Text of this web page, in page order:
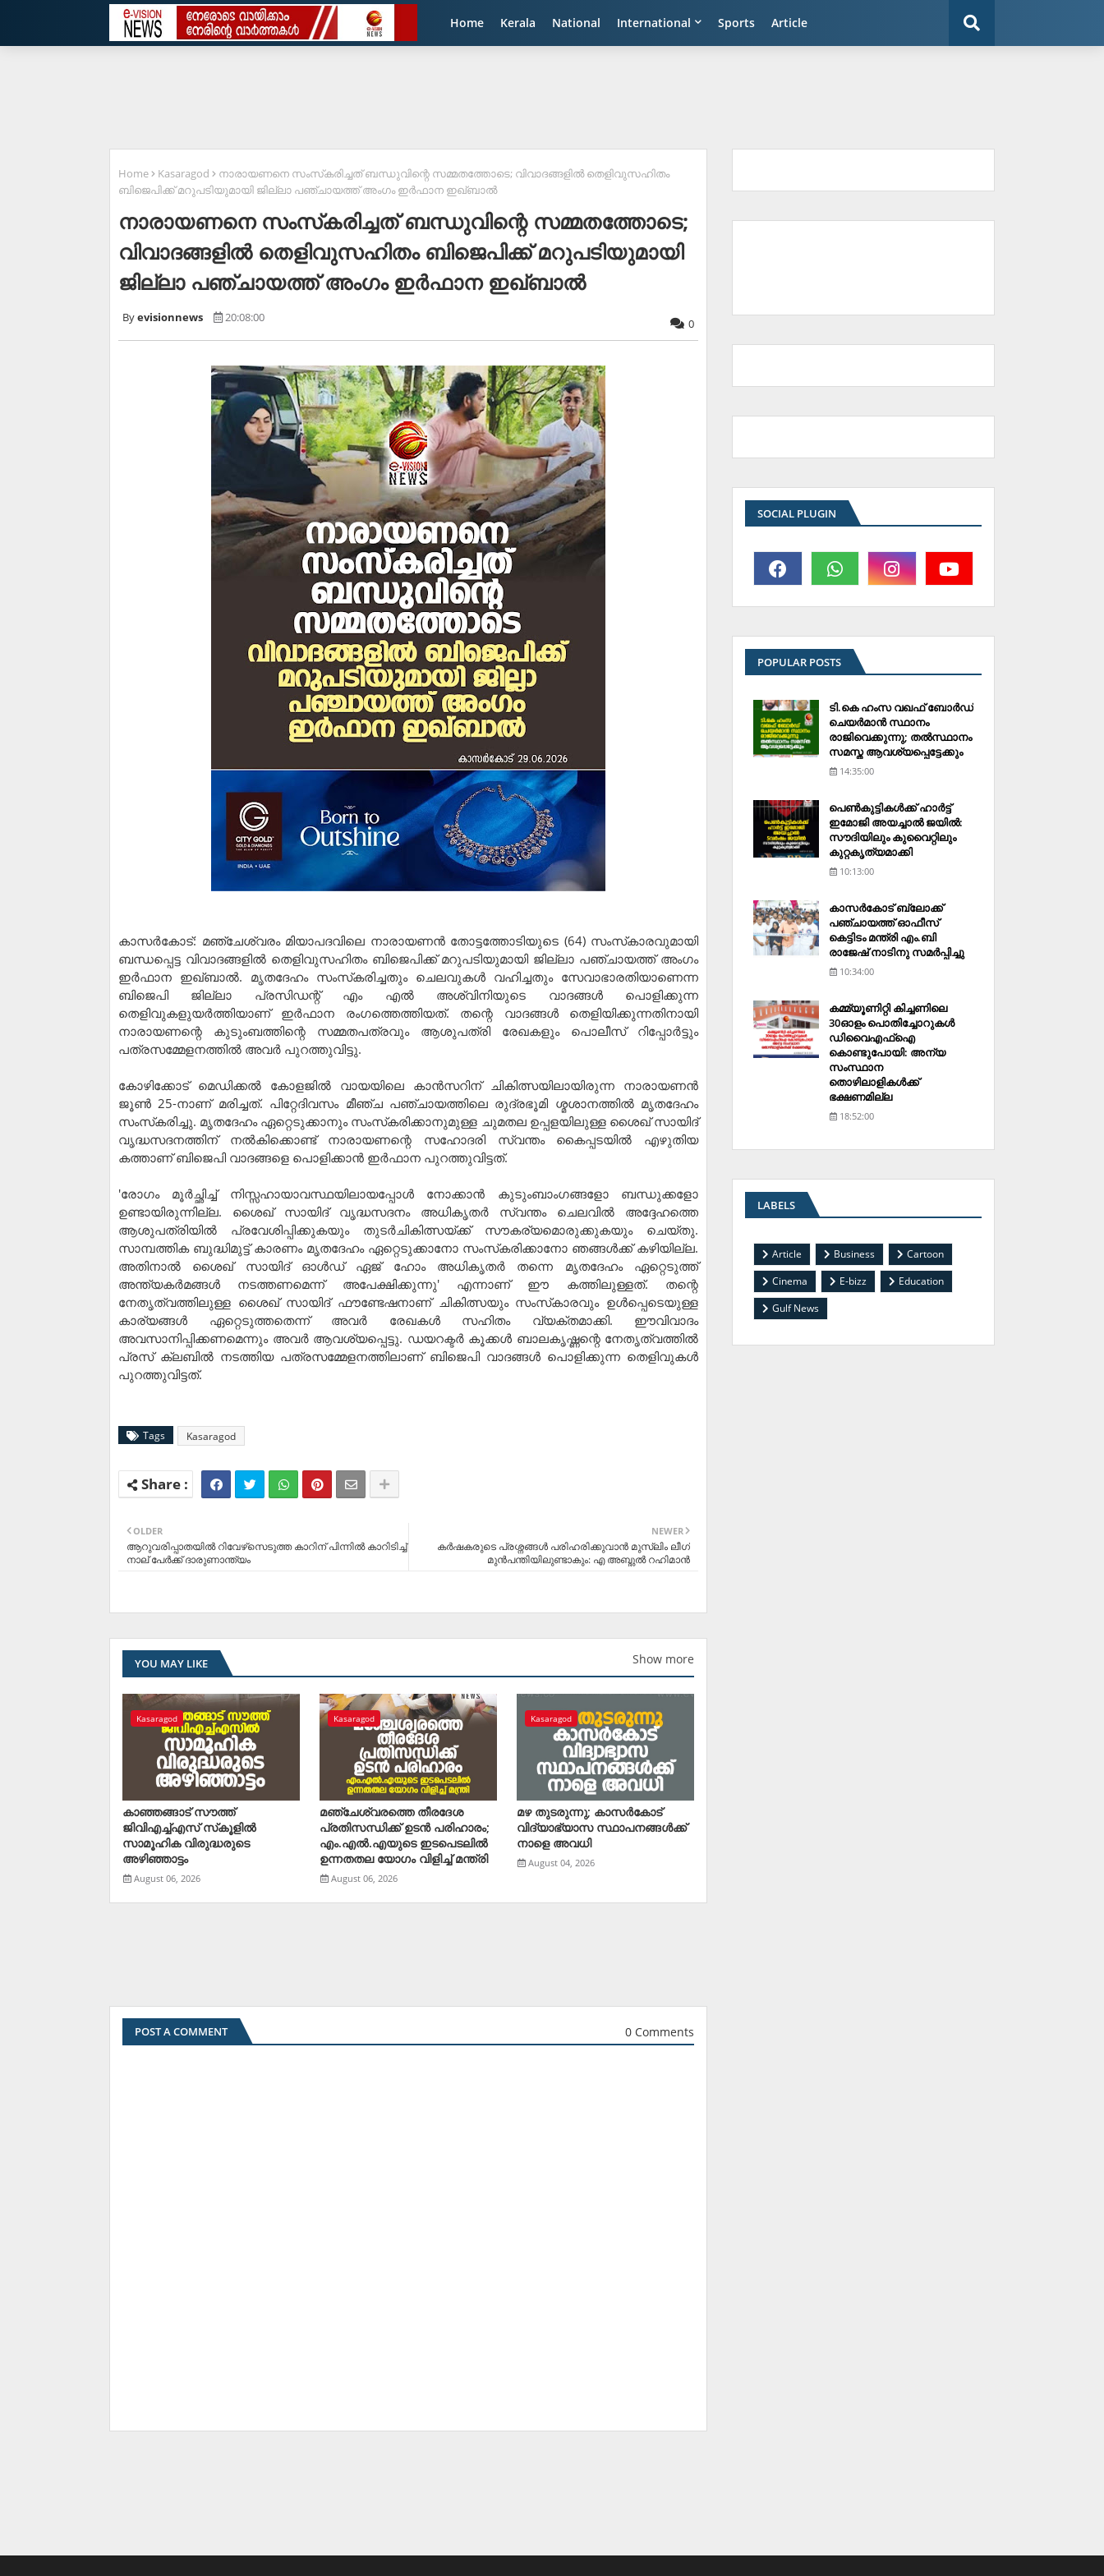
Home Kerala National International Sports Article
Home Kasaragod
നാരായണനെ സംസ്‌കരിച്ചത് ബന്ധുവിന്റെ സമ്മതത്തോടെ; വിവാദങ്ങളില്‍ തെളിവുസഹിതം
ബിജെപിക്ക് മറുപടിയുമായി ജില്ലാ പഞ്ചായത്ത് അംഗം ഇര്‍ഫാന ഇഖ്ബാല്‍
നാരായണനെ സംസ്‌കരിച്ചത് ബന്ധുവിന്റെ സമ്മതത്തോടെ;
വിവാദങ്ങളില്‍ തെളിവുസഹിതം ബിജെപിക്ക് മറുപടിയുമായി
ജില്ലാ പഞ്ചായത്ത് അംഗം ഇര്‍ഫാന ഇഖ്ബാല്‍
evisionnews 20:08:00 0
കാസര്‍കോട്: മഞ്ചേശ്വരം മിയാപദവിലെ നാരായണന്‍ തോട്ടത്തോടിയുടെ (64) സംസ്‌കാരവുമായി
ബന്ധപ്പെട്ട വിവാദങ്ങളില്‍ തെളിവുസഹിതം ബിജെപിക്ക് മറുപടിയുമായി ജില്ലാ പഞ്ചായത്ത് അംഗം
ഇര്‍ഫാന ഇഖ്ബാല്‍. മൃതദേഹം സംസ്‌കരിച്ചതും ചെലവുകള്‍ വഹിച്ചതും സേവാഭാരതിയാണെന്ന
ബിജെപി ജില്ലാ പ്രസിഡന്റ് എം എല്‍ അശ്വിനിയുടെ വാദങ്ങള്‍ പൊളിക്കുന്ന
തെളിവുകളുയര്‍ത്തിയാണ് ഇര്‍ഫാന രംഗത്തെത്തിയത്. തന്റെ വാദങ്ങള്‍ തെളിയിക്കുന്നതിനായി
നാരായണന്റെ കുടുംബത്തിന്റെ സമ്മതപത്രവും ആശുപത്രി രേഖകളും പൊലീസ് റിപ്പോര്‍ട്ടും
പത്രസമ്മേളനത്തില്‍ അവര്‍ പുറത്തുവിട്ടു.
കോഴിക്കോട് മെഡിക്കല്‍ കോളജില്‍ വായയിലെ കാന്‍സറിന് ചികിത്സയിലായിരുന്ന നാരായണന്‍
ജൂണ്‍ 25-നാണ് മരിച്ചത്. പിറ്റേദിവസം മീഞ്ച പഞ്ചായത്തിലെ രുദ്രഭൂമി ശ്മശാനത്തില്‍ മൃതദേഹം
സംസ്‌കരിച്ചു. മൃതദേഹം ഏറ്റെടുക്കാനും സംസ്‌കരിക്കാനുമുള്ള ചുമതല ഉപ്പളയിലുള്ള ശൈഖ് സായിദ്
വൃദ്ധസദനത്തിന് നല്‍കിക്കൊണ്ട് നാരായണന്റെ സഹോദരി സ്വന്തം കൈപ്പടയില്‍ എഴുതിയ
കത്താണ് ബിജെപി വാദങ്ങളെ പൊളിക്കാന്‍ ഇര്‍ഫാന പുറത്തുവിട്ടത്.
'രോഗം മൂര്‍ച്ഛിച്ച് നിസ്സഹായാവസ്ഥയിലായപ്പോള്‍ നോക്കാന്‍ കുടുംബാംഗങ്ങളോ ബന്ധുക്കളോ
ഉണ്ടായിരുന്നില്ല. ശൈഖ് സായിദ് വൃദ്ധസദനം അധികൃതര്‍ സ്വന്തം ചെലവില്‍ അദ്ദേഹത്തെ
ആശുപത്രിയില്‍ പ്രവേശിപ്പിക്കുകയും തുടര്‍ചികിത്സയ്ക്ക് സൗകര്യമൊരുക്കുകയും ചെയ്തു.
സാമ്പത്തിക ബുദ്ധിമുട്ട് കാരണം മൃതദേഹം ഏറ്റെടുക്കാനോ സംസ്‌കരിക്കാനോ ഞങ്ങള്‍ക്ക് കഴിയില്ല.
അതിനാല്‍ ശൈഖ് സായിദ് ഓള്‍ഡ് ഏജ് ഹോം അധികൃതര്‍ തന്നെ മൃതദേഹം ഏറ്റെടുത്ത്
അന്ത്യകര്‍മങ്ങള്‍ നടത്തണമെന്ന് അപേക്ഷിക്കുന്നു' എന്നാണ് ഈ കത്തിലുള്ളത്. തന്റെ
നേതൃത്വത്തിലുള്ള ശൈഖ് സായിദ് ഫൗണ്ടേഷനാണ് ചികിത്സയും സംസ്‌കാരവും ഉള്‍പ്പെടെയുള്ള
കാര്യങ്ങള്‍ ഏറ്റെടുത്തതെന്ന് അവര്‍ രേഖകള്‍ സഹിതം വ്യക്തമാക്കി. ഈവിവാദം
അവസാനിപ്പിക്കണമെന്നും അവര്‍ ആവശ്യപ്പെട്ടു. ഡയറക്ടര്‍ കൂക്കള്‍ ബാലകൃഷ്ണന്റെ നേതൃത്വത്തില്‍
പ്രസ് ക്ലബില്‍ നടത്തിയ പത്രസമ്മേളനത്തിലാണ് ബിജെപി വാദങ്ങള്‍ പൊളിക്കുന്ന തെളിവുകള്‍
പുറത്തുവിട്ടത്.
Tags Kasaragod
NEWER
കർഷകരുടെ പ്രശ്നങ്ങൾ പരിഹരിക്കുവാൻ മുസ്ലിം ലീഗ്
മുൻപന്തിയിലുണ്ടാകും: എ അബ്ദുൽ റഹിമാൻ
OLDER
ആറുവരിപ്പാതയില്‍ റിവേഴ്‌സെടുത്ത കാറിന് പിന്നില്‍ കാറിടിച്ച്
നാല് പേര്‍ക്ക് ദാരുണാന്ത്യം
YOU MAY LIKE Show more
Kasaragod
കാഞ്ഞങ്ങാട് സൗത്ത്
ജിവിഎച്ച്എസ് സ്‌കൂളില്‍
സാമൂഹിക വിരുദ്ധരുടെ
അഴിഞ്ഞാട്ടം
August 06, 2026
Kasaragod
മഞ്ചേശ്വരത്തെ തീരദേശ
പ്രതിസന്ധിക്ക് ഉടന്‍ പരിഹാരം;
എം.എല്‍.എയുടെ ഇടപെടലില്‍
ഉന്നതതല യോഗം വിളിച്ച് മന്ത്രി
August 06, 2026
Kasaragod
മഴ തുടരുന്നു; കാസര്‍കോട്
വിദ്യാഭ്യാസ സ്ഥാപനങ്ങള്‍ക്ക്
നാളെ അവധി
August 04, 2026
POST A COMMENT 0 Comments
SOCIAL PLUGIN
POPULAR POSTS
ടി.കെ ഹംസ വഖഫ് ബോര്‍ഡ്
ചെയര്‍മാന്‍ സ്ഥാനം
രാജിവെക്കുന്നു; തല്‍സ്ഥാനം
സമസ്ത ആവശ്യപ്പെട്ടേക്കും
14:35:00
പെണ്‍കുട്ടികള്‍ക്ക് ഹാര്‍ട്ട്
ഇമോജി അയച്ചാല്‍ ജയില്‍:
സൗദിയിലും കുവൈറ്റിലും
കുറ്റകൃത്യമാക്കി
10:13:00
കാസര്‍കോട് ബ്ലോക്ക്
പഞ്ചായത്ത് ഓഫീസ്
കെട്ടിടം മന്ത്രി എം.ബി
രാജേഷ് നാടിനു സമര്‍പ്പിച്ചു
10:34:00
കമ്മ്യൂണിറ്റി കിച്ചണിലെ
30ഓളം പൊതിച്ചോറുകള്‍
ഡിവൈഎഫ്‌ഐ
കൊണ്ടുപോയി: അന്യ
സംസ്ഥാന
തൊഴിലാളികള്‍ക്ക്
ഭക്ഷണമില്ല
18:52:00
LABELS
Article Business
Cartoon
Cinema
E-bizz
Education
Gulf News